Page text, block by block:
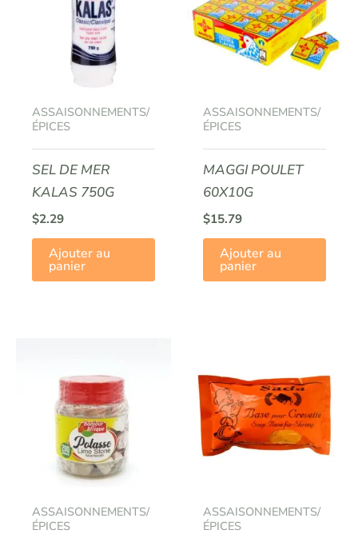
ASSAISONNEMENTS/
ÉPICES
SEL DE MER
KALAS 750G
$2.29
Ajouter au
panier
ASSAISONNEMENTS/
ÉPICES
MAGGI POULET
60X10G
$15.79
Ajouter au
panier
ASSAISONNEMENTS/
ÉPICES
ASSAISONNEMENTS/
ÉPICES